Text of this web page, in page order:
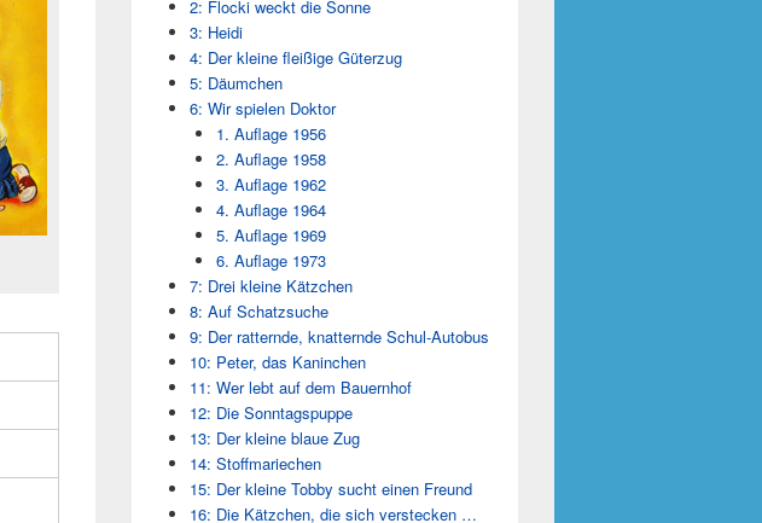
2: Flocki weckt die Sonne
3: Heidi
4: Der kleine fleißige Güterzug
5: Däumchen
6: Wir spielen Doktor
1. Auflage 1956
2. Auflage 1958
3. Auflage 1962
4. Auflage 1964
5. Auflage 1969
6. Auflage 1973
7: Drei kleine Kätzchen
8: Auf Schatzsuche
9: Der ratternde, knatternde Schul-Autobus
10: Peter, das Kaninchen
11: Wer lebt auf dem Bauernhof
12: Die Sonntagspuppe
13: Der kleine blaue Zug
14: Stoffmariechen
15: Der kleine Tobby sucht einen Freund
16: Die Kätzchen, die sich verstecken …